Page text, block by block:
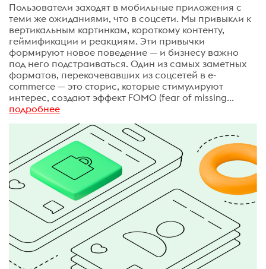
Пользователи заходят в мобильные приложения с
теми же ожиданиями, что в соцсети. Мы привыкли к
вертикальным картинкам, короткому контенту,
геймификации и реакциям. Эти привычки
формируют новое поведение — и бизнесу важно
под него подстраиваться. Один из самых заметных
форматов, перекочевавших из соцсетей в e-
commerce — это cторис, которые стимулируют
интерес, создают эффект FOMO (fear of missing...
подробнее